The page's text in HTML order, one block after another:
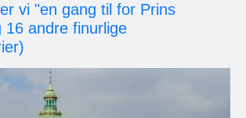
vi "en gang til for Prins
16 andre finurlige